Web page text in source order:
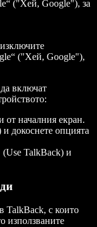
("Хей, Google"), за
("Хей, Google"),
включат
от началния екран.
докоснете опцията
(Use TalkBack) и
TalkBack, с които
използваните